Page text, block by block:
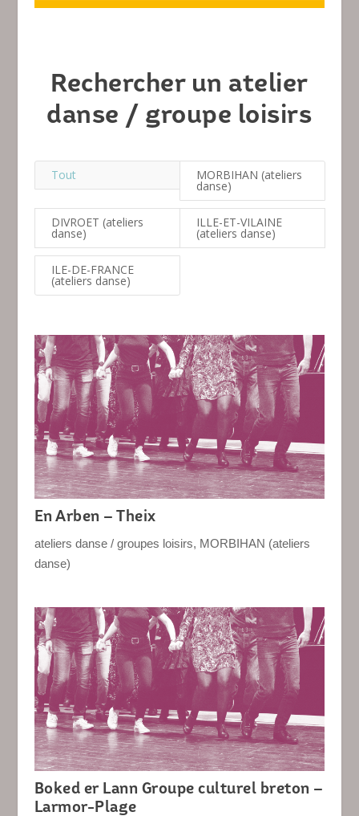
Rechercher un atelier
danse / groupe loisirs
Tout MORBIHAN (ateliers
danse)
DIVROET (ateliers
danse)
ILLE-ET-VILAINE
(ateliers danse)
ILE-DE-FRANCE
(ateliers danse)
En Arben – Theix
ateliers danse / groupes loisirs, MORBIHAN (ateliers
danse)
Boked er Lann Groupe culturel breton –
Larmor-Plage